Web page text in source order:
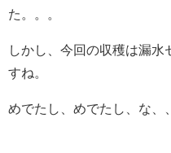
た。。。
しかし、今回の収穫は漏
すね。
めでたし、めでたし、な、